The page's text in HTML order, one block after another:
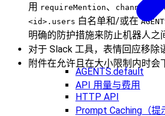
AGENTS.default
API 用量与费用
HTTP API
Prompt Caching（提
用 requireMention、
<id>.users 白名单和/或在
明确的防护措施来防止机器人之
对于 Slack 工具，表情回应移除
附件在允许且在大小限制内时会